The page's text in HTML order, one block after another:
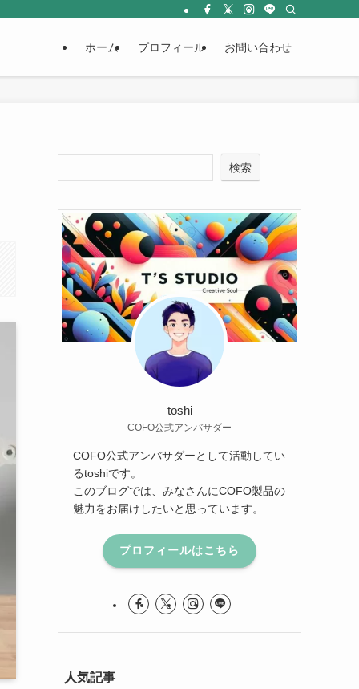
ホーム プロフィール お問い合わせ
検索
toshi
COFO公式アンバサダー
COFO公式アンバサダーとして活動してい
るtoshiです。
このブログでは、みなさんにCOFO製品の
魅力をお届けしたいと思っています。
プロフィールはこちら
人気記事